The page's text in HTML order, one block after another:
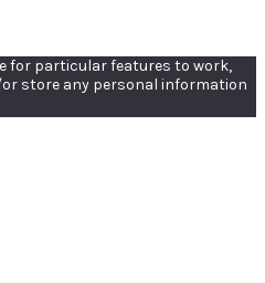
for particular features to work,
store any personal information